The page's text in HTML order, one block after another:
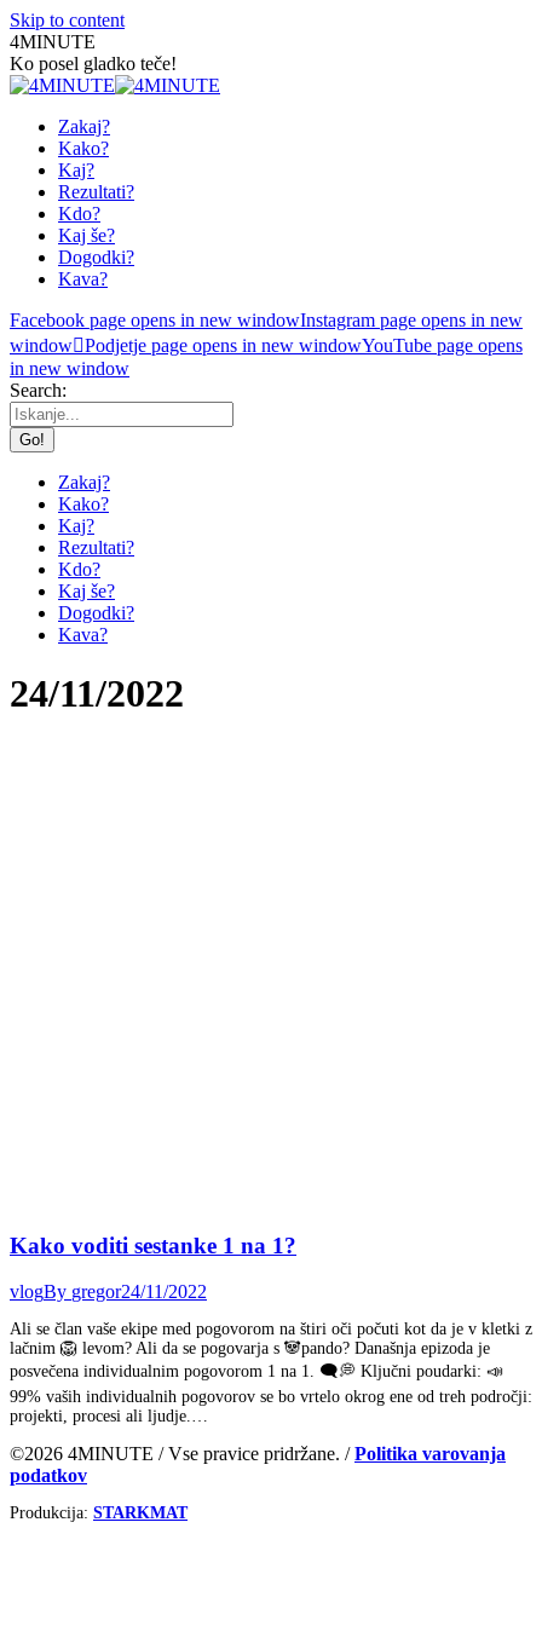
Skip to content
4MINUTE
Ko posel gladko teče!
Zakaj?
Kako?
Kaj?
Rezultati?
Kdo?
Kaj še?
Dogodki?
Kava?
Facebook page opens in new windowInstagram page opens in new
window Podjetje page opens in new windowYouTube page opens
in new window
Search:
Zakaj?
Kako?
Kaj?
Rezultati?
Kdo?
Kaj še?
Dogodki?
Kava?
24/11/2022
Kako voditi sestanke 1 na 1?
vlogBy gregor24/11/2022
Ali se član vaše ekipe med pogovorom na štiri oči počuti kot da je v kletki z
lačnim 🦁 levom? Ali da se pogovarja s 🐼pando? Današnja epizoda je
posvečena individualnim pogovorom 1 na 1. 🗨️💭 Ključni poudarki: 📣
99% vaših individualnih pogovorov se bo vrtelo okrog ene od treh področji:
projekti, procesi ali ljudje.…
©2026 4MINUTE / Vse pravice pridržane. /Politika varovanja
podatkov
Produkcija: STARKMAT